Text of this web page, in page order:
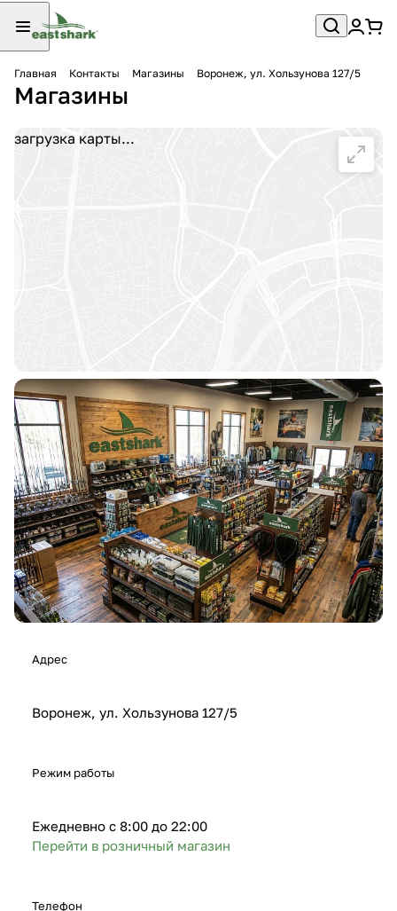
Главная Контакты Магазины Воронеж, ул. Хользунова 127/5
Магазины
загрузка карты...
Адрес
Воронеж, ул. Хользунова 127/5
Режим работы
Ежедневно c 8:00 до 22:00
Перейти в розничный магазин
Телефон